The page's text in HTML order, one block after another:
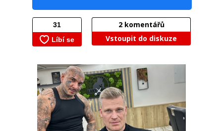
2komentářů
Vstoupit do diskuze